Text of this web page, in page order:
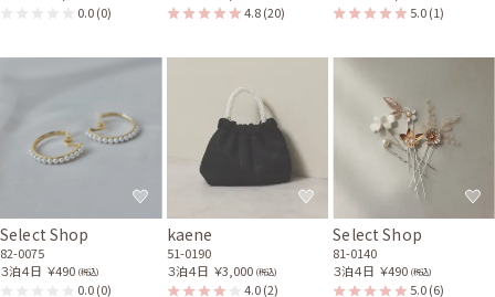
0.0(0)
4.8(20)
5.0(1)
Select Shop
82-0075
３泊４日 ￥490 (税込)
0.0(0)
kaene
51-0190
３泊４日 ￥3,000 (税込)
4.0(2)
Select Shop
81-0140
３泊４日 ￥490 (税込)
5.0(6)